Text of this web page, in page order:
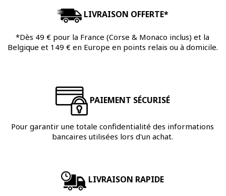
LIVRAISON OFFERTE*
*Dès 49 € pour la France (Corse & Monaco inclus) et la
Belgique et 149 € en Europe en points relais ou à domicile.
PAIEMENT SÉCURISÉ
Pour garantir une totale confidentialité des informations
bancaires utilisées lors d'un achat.
LIVRAISON RAPIDE